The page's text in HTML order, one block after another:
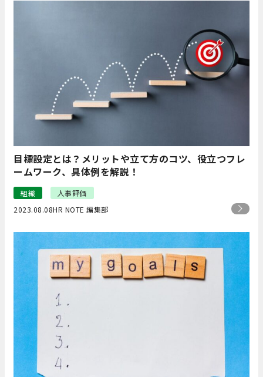
目標設定とは？メリットや立て方のコツ、役立つフレ
ームワーク、具体例を解説！
組織
人事評価
2023.08.08HR NOTE 編集部